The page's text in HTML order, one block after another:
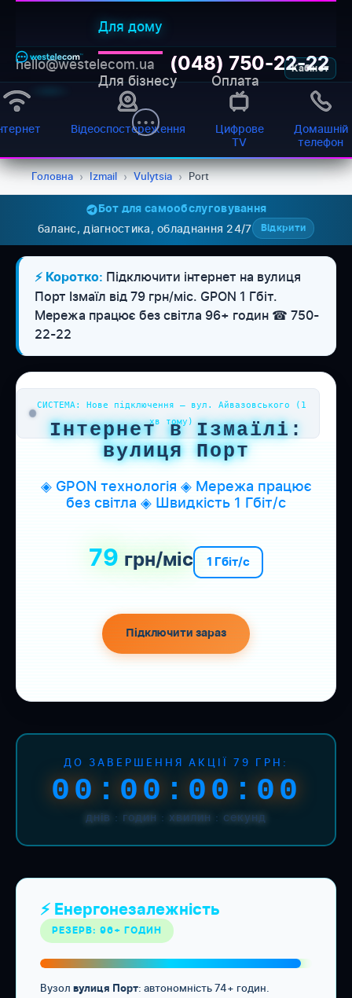
Для дому
Для бізнесу Оплата
Кабінет
hello@westelecom.ua (048) 750-22-22
Відеоспостереження
Цифрове
TV
Домашній
телефон
Головна › Izmail › Vulytsia › Port
Бот для самообслуговування
баланс, діагностика, обладнання 24/7 Відкрити
⚡ Коротко: Підключити інтернет на вулиця
Порт Ізмаїл від 79 грн/міс. GPON 1 Гбіт.
Мережа працює без світла 96+ годин ☎ 750-
22-22
СИСТЕМА: Нове підключення — вул. Айвазовського (1
хв тому)
Інтернет в Ізмаїлі:
вулиця Порт
◈ GPON технологія ◈ Мережа працює
без світла ◈ Швидкість 1 Гбіт/с
79 грн/міс 1 Гбіт/с
Підключити зараз
ДО ЗАВЕРШЕННЯ АКЦІЇ 79 ГРН:
00:00:00:00
днів : годин : хвилин : секунд
⚡ Енергонезалежність
РЕЗЕРВ: 96+ ГОДИН
Вузол вулиця Порт: автономність 74+ годин.
WESTELECOM
Онлайн-підтримка